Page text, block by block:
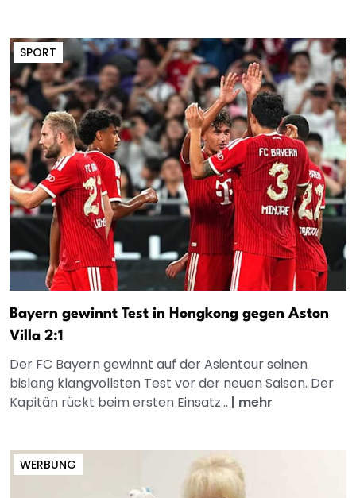
SPORT
Bayern gewinnt Test in Hongkong gegen Aston
Villa 2:1
Der FC Bayern gewinnt auf der Asientour seinen
bislang klangvollsten Test vor der neuen Saison. Der
Kapitän rückt beim ersten Einsatz... | mehr
WERBUNG